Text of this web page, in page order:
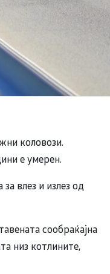
коловози.
е умерен.
влез и излез од
сообраќајна
низ котлините,